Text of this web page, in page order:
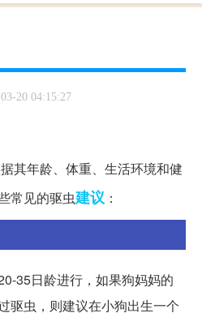
20 04:15:27
其年龄、体重、生活环境和健
常见的驱虫建议 ：
35日龄进行，如果狗妈妈的
驱虫，则建议在小狗出生一个